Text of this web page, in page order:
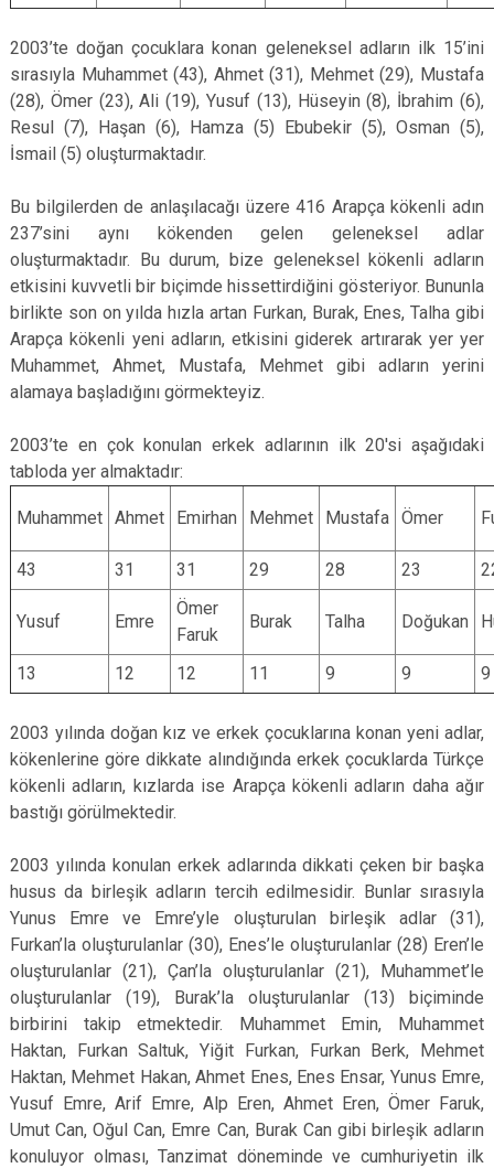
2003’te doğan çocuklara konan geleneksel adların ilk 15’ini
sırasıyla Muhammet (43), Ahmet (31), Mehmet (29), Mustafa
(28), Ömer (23), Ali (19), Yusuf (13), Hüseyin (8), İbrahim (6),
Resul (7), Haşan (6), Hamza (5) Ebubekir (5), Osman (5),
İsmail (5) oluşturmaktadır.
Bu bilgilerden de anlaşılacağı üzere 416 Arapça kökenli adın
237’sini aynı kökenden gelen geleneksel adlar
oluşturmaktadır. Bu durum, bize geleneksel kökenli adların
etkisini kuvvetli bir biçimde hissettirdiğini gösteriyor. Bununla
birlikte son on yılda hızla artan Furkan, Burak, Enes, Talha gibi
Arapça kökenli yeni adların, etkisini giderek artırarak yer yer
Muhammet, Ahmet, Mustafa, Mehmet gibi adların yerini
alamaya başladığını görmekteyiz.
2003’te en çok konulan erkek adlarının ilk 20'si aşağıdaki
tabloda yer almaktadır:
Muhammet Ahmet Emirhan Mehmet Mustafa Ömer
43 31 31 29 28 23
Yusuf Emre
Ömer
Faruk
Burak Talha Doğukan
13 12 12 11 9 9 9
2003 yılında doğan kız ve erkek çocuklarına konan yeni adlar,
kökenlerine göre dikkate alındığında erkek çocuklarda Türkçe
kökenli adların, kızlarda ise Arapça kökenli adların daha ağır
bastığı görülmektedir.
2003 yılında konulan erkek adlarında dikkati çeken bir başka
husus da birleşik adların tercih edilmesidir. Bunlar sırasıyla
Yunus Emre ve Emre’yle oluşturulan birleşik adlar (31),
Furkan’la oluşturulanlar (30), Enes’le oluşturulanlar (28) Eren’le
oluşturulanlar (21), Çan’la oluşturulanlar (21), Muhammet’le
oluşturulanlar (19), Burak’la oluşturulanlar (13) biçiminde
birbirini takip etmektedir. Muhammet Emin, Muhammet
Haktan, Furkan Saltuk, Yiğit Furkan, Furkan Berk, Mehmet
Haktan, Mehmet Hakan, Ahmet Enes, Enes Ensar, Yunus Emre,
Yusuf Emre, Arif Emre, Alp Eren, Ahmet Eren, Ömer Faruk,
Umut Can, Oğul Can, Emre Can, Burak Can gibi birleşik adların
konuluyor olması, Tanzimat döneminde ve cumhuriyetin ilk